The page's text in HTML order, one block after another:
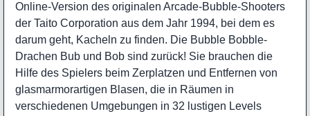
Online-Version des originalen Arcade-Bubble-Shooters
der Taito Corporation aus dem Jahr 1994, bei dem es
darum geht, Kacheln zu finden. Die Bubble Bobble-
Drachen Bub und Bob sind zurück! Sie brauchen die
Hilfe des Spielers beim Zerplatzen und Entfernen von
glasmarmorartigen Blasen, die in Räumen in
verschiedenen Umgebungen in 32 lustigen Levels